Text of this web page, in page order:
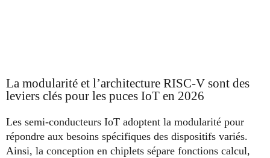
La modularité et l’architecture RISC-V sont des
leviers clés pour les puces IoT en 2026
Les semi-conducteurs IoT adoptent la modularité pour
répondre aux besoins spécifiques des dispositifs variés.
Ainsi, la conception en chiplets sépare fonctions calcul,